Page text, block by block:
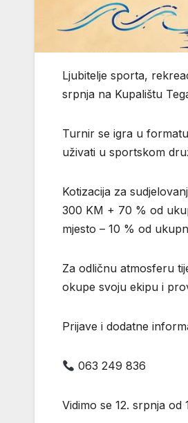
Ljubitelje sporta,
srpnja na Kupalištu
Turnir se igra u
uživati u sportskom
Kotizacija za
300 KM + 70 % od
mjesto – 10 % od
Za odličnu atmosferu
okupe svoju ekipu i
Prijave i dodatne
063 249 836
Vidimo se 12. srpnja od